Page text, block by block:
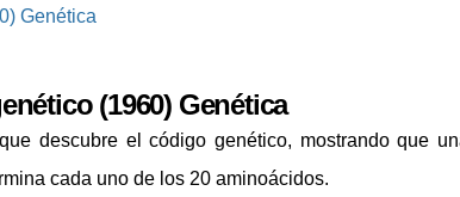
(1960) Genética
descubre el código genético, mostrando que
cada uno de los 20 aminoácidos.